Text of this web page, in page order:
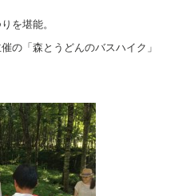
を堪能。
の「森とうどんのバスハイク」